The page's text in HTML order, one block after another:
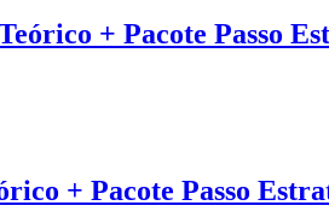
+ Pacote Passo
+ Pacote Passo